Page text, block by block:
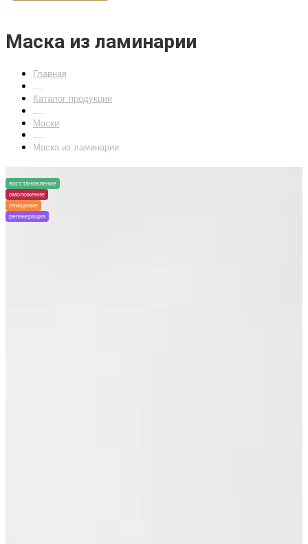
Маска из ламинарии
Главная
Каталог продукции
Маски
Маска из ламинарии
восстановление
омоложение
очищение
регенерация